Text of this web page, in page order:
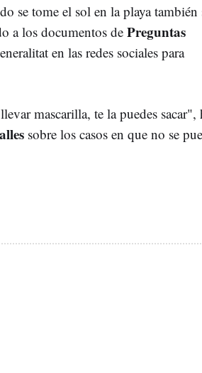
se tome el sol en la playa también
a los documentos dePreguntas
en las redes sociales para
mascarilla, te la puedes sacar",
sobre los casos en que no se